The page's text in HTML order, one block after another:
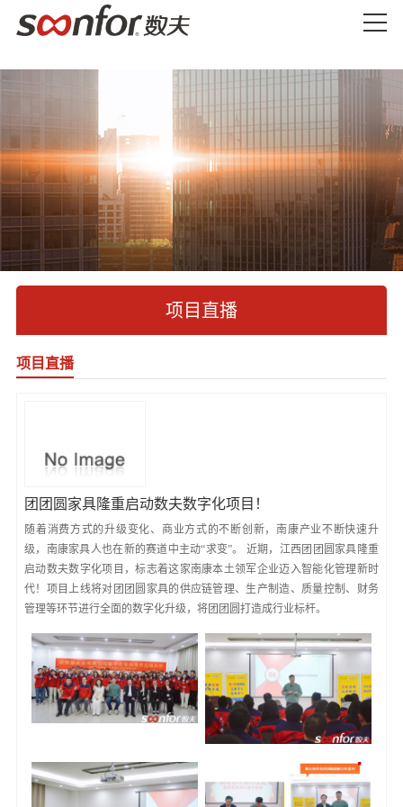
项目直播
项目直播
团团圆家具隆重启动数夫数字化项目！
随着消费方式的升级变化、商业方式的不断创新，南康产业不断快速升
级，南康家具人也在新的赛道中主动“求变”。 近期，江西团团圆家具隆重
启动数夫数字化项目，标志着这家南康本土领军企业迈入智能化管理新时
代！项目上线将对团团圆家具的供应链管理、生产制造、质量控制、财务
管理等环节进行全面的数字化升级，将团团圆打造成行业标杆。